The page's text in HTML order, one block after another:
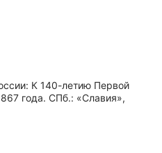
К 140-летию Первой
года. СПб.: «Славия»,